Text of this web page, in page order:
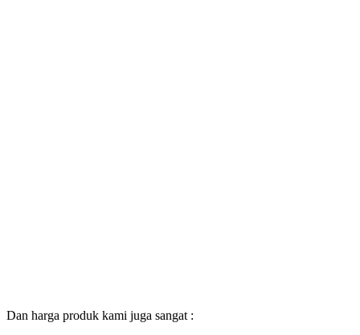
Dan harga produk kami juga sangat :